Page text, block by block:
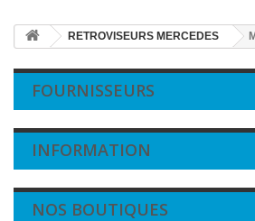
RETROVISEURS MERCEDES
FOURNISSEURS
INFORMATION
NOS BOUTIQUES